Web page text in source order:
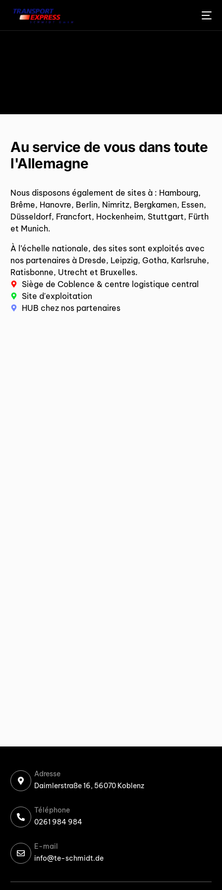
Au service de vous dans toute
l'Allemagne
Nous disposons également de sites à : Hambourg,
Brême, Hanovre, Berlin, Nimritz, Bergkamen, Essen,
Düsseldorf, Francfort, Hockenheim, Stuttgart, Fürth
et Munich.
À l’échelle nationale, des sites sont exploités avec
nos partenaires à Dresde, Leipzig, Gotha, Karlsruhe,
Ratisbonne, Utrecht et Bruxelles.
Siège de Coblence & centre logistique central
Site d'exploitation
HUB chez nos partenaires
Adresse
Daimlerstraße 16, 56070 Koblenz
Téléphone
0261 984 984
E-mail
info@te-schmidt.de
FRANÇAIS